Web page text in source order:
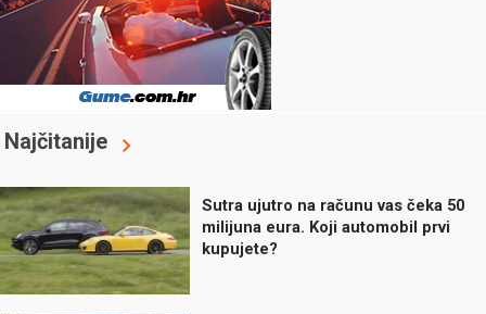
Najčitanije
Sutra ujutro na računu vas čeka 50
milijuna eura. Koji automobil prvi
kupujete?